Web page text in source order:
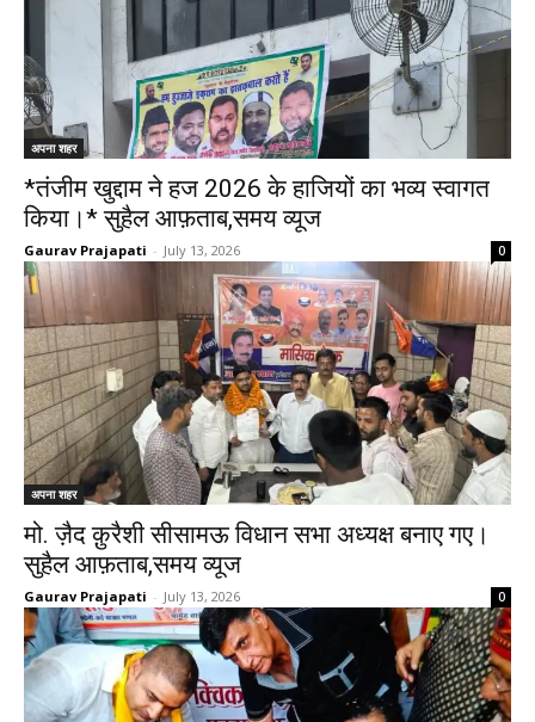
अपना शहर
*तंजीम खुद्दाम ने हज 2026 के हाजियों का भव्य स्वागत
किया।* सुहैल आफ़ताब,समय व्यूज
Gaurav Prajapati - July 13, 2026 0
अपना शहर
मो. ज़ैद क़ुरैशी सीसामऊ विधान सभा अध्यक्ष बनाए गए।
सुहैल आफ़ताब,समय व्यूज
Gaurav Prajapati - July 13, 2026 0